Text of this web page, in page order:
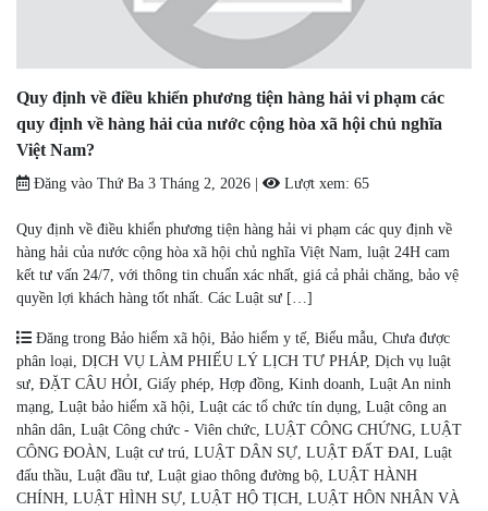
Quy định về điều khiển phương tiện hàng hải vi phạm các
quy định về hàng hải của nước cộng hòa xã hội chủ nghĩa
Việt Nam?
Đăng vào Thứ Ba 3 Tháng 2, 2026 Lượt xem: 65
Quy định về điều khiển phương tiện hàng hải vi phạm các quy định về
hàng hải của nước cộng hòa xã hội chủ nghĩa Việt Nam, luật 24H cam
kết tư vấn 24/7, với thông tin chuẩn xác nhất, giá cả phải chăng, bảo vệ
quyền lợi khách hàng tốt nhất. Các Luật sư […]
Đăng trong Bảo hiểm xã hội Bảo hiểm y tế Biểu mẫu Chưa được
phân loại DỊCH VỤ LÀM PHIẾU LÝ LỊCH TƯ PHÁP, Dịch vụ luật
sư ĐẶT CÂU HỎI Giấy phép Hợp đồng Kinh doanh Luật An ninh
mạng Luật bảo hiểm xã hội Luật các tổ chức tín dụng Luật công an
nhân dân Luật Công chức - Viên chức LUẬT CÔNG CHỨNG LUẬT
CÔNG ĐOÀN Luật cư trú LUẬT DÂN SỰ LUẬT ĐẤT ĐAI Luật
đấu thầu Luật đầu tư Luật giao thông đường bộ LUẬT HÀNH
CHÍNH LUẬT HÌNH SỰ LUẬT HỘ TỊCH LUẬT HÔN NHÂN VÀ